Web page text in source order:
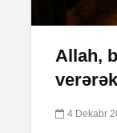
Allah,
4 Dekabr